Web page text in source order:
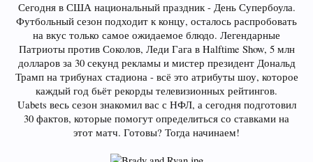
Сегодня в США национальный праздник - День Супербоула.
Футбольный сезон подходит к концу, осталось распробовать
на вкус только самое ожидаемое блюдо. Легендарные
Патриоты против Соколов, Леди Гага в Halftime Show, 5 млн
долларов за 30 секунд рекламы и мистер президент Дональд
Трамп на трибунах стадиона - всё это атрибуты шоу, которое
каждый год бьёт рекорды телевизионных рейтингов.
Uabets весь сезон знакомил вас с НФЛ, а сегодня подготовил
30 фактов, которые помогут определиться со ставками на
этот матч. Готовы? Тогда начинаем!